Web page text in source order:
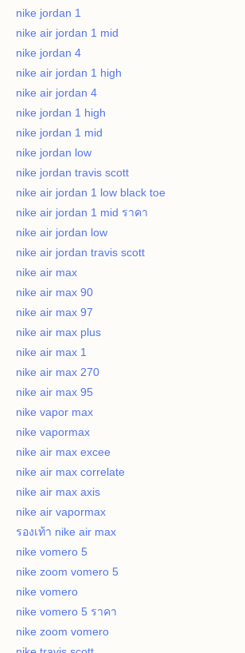
nike jordan 1
nike air jordan 1 mid
nike jordan 4
nike air jordan 1 high
nike air jordan 4
nike jordan 1 high
nike jordan 1 mid
nike jordan low
nike jordan travis scott
nike air jordan 1 low black toe
nike air jordan 1 mid ราคา
nike air jordan low
nike air jordan travis scott
nike air max
nike air max 90
nike air max 97
nike air max plus
nike air max 1
nike air max 270
nike air max 95
nike vapor max
nike vapormax
nike air max excee
nike air max correlate
nike air max axis
nike air vapormax
รองเท้า nike air max
nike vomero 5
nike zoom vomero 5
nike vomero
nike vomero 5 ราคา
nike zoom vomero